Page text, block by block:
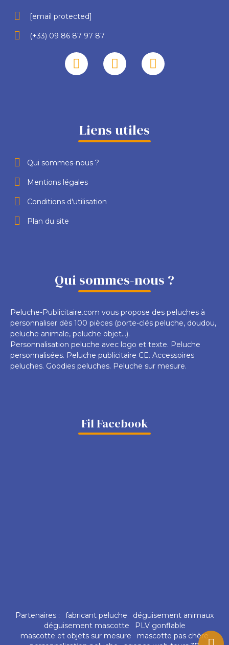
[email protected]
(+33) 09 86 87 97 87
Liens utiles
Qui sommes-nous ?
Mentions légales
Conditions d'utilisation
Plan du site
Qui sommes-nous ?
Peluche-Publicitaire.com vous propose des peluches à
personnaliser dès 100 pièces (porte-clés peluche, doudou,
peluche animale, peluche objet...).
Personnalisation peluche avec logo et texte. Peluche
personnalisées. Peluche publicitaire CE. Accessoires
peluches. Goodies peluches. Peluche sur mesure.
Fil Facebook
Partenaires : fabricant peluche
déguisement animaux
déguisement mascotte
PLV gonflable
mascotte et objets sur mesure
mascotte pas chère